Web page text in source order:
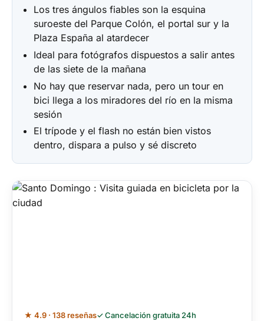
Los tres ángulos fiables son la esquina
suroeste del Parque Colón, el portal sur y la
Plaza España al atardecer
Ideal para fotógrafos dispuestos a salir antes
de las siete de la mañana
No hay que reservar nada, pero un tour en
bici llega a los miradores del río en la misma
sesión
El trípode y el flash no están bien vistos
dentro, dispara a pulso y sé discreto
★ 4.9 · 138 reseñas✓ Cancelación gratuita 24h